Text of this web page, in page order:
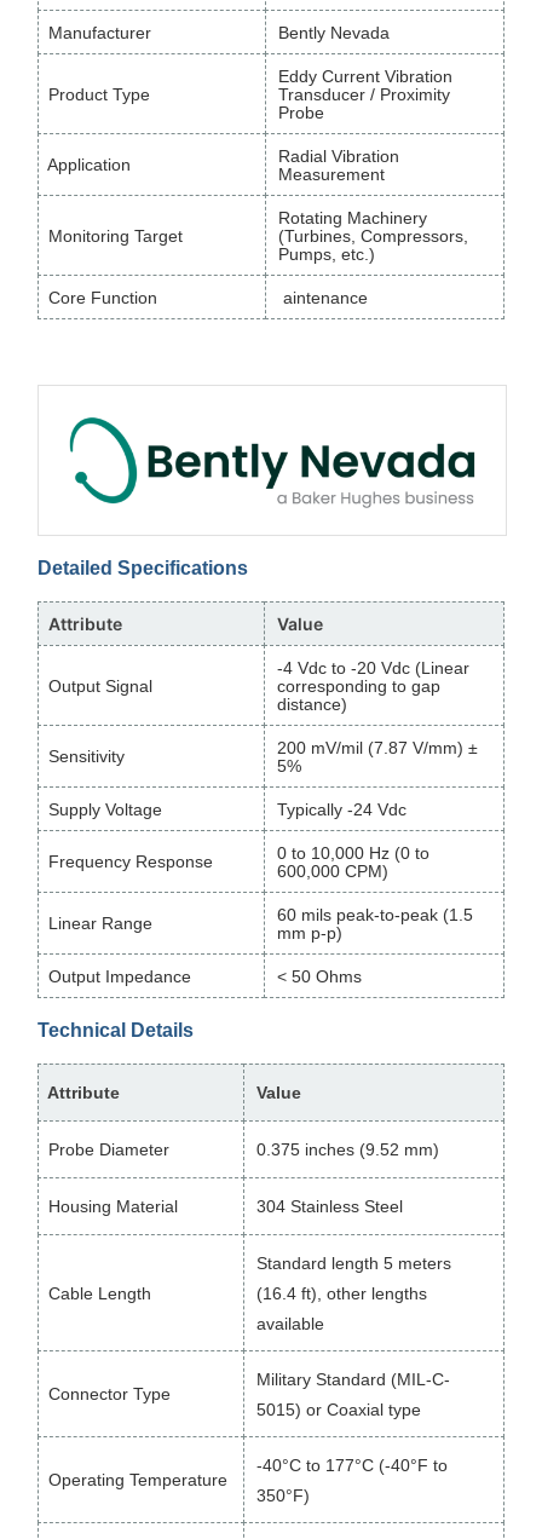
Manufacturer Bently Nevada
Product Type
Eddy Current Vibration
Transducer / Proximity
Probe
Application
Radial Vibration
Measurement
Monitoring Target
Rotating Machinery
(Turbines, Compressors,
Pumps, etc.)
Core Function aintenance
Detailed Specifications
Attribute Value
Output Signal
-4 Vdc to -20 Vdc (Linear
corresponding to gap
distance)
Sensitivity
200 mV/mil (7.87 V/mm) ±
5%
Supply Voltage Typically -24 Vdc
Frequency Response
0 to 10,000 Hz (0 to
600,000 CPM)
Linear Range
60 mils peak-to-peak (1.5
mm p-p)
Output Impedance < 50 Ohms
Technical Details
Attribute Value
Probe Diameter 0.375 inches (9.52 mm)
Housing Material 304 Stainless Steel
Cable Length
Standard length 5 meters
(16.4 ft), other lengths
available
Connector Type
Military Standard (MIL-C-
5015) or Coaxial type
Operating Temperature
-40°C to 177°C (-40°F to
350°F)